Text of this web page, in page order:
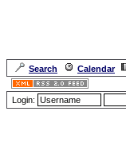
Search Calendar
Login: